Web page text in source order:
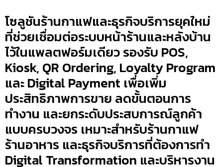
โซลูชันร้านกาแฟและธุรกิจบริการยุคใหม่
ที่ช่วยเชื่อมต่อระบบหน้าร้านและหลังบ้าน
ไว้ในแพลตฟอร์มเดียว รองรับ POS,
Kiosk, QR Ordering, Loyalty Program
และ Digital Payment เพื่อเพิ่ม
ประสิทธิภาพการขาย ลดขั้นตอนการ
ทำงาน และยกระดับประสบการณ์ลูกค้า
แบบครบวงจร เหมาะสำหรับร้านกาแฟ
ร้านอาหาร และธุรกิจบริการที่ต้องการทำ
Digital Transformation และบริหารงาน